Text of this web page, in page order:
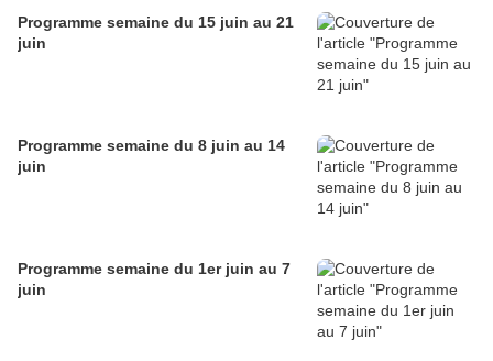
Programme semaine du 15 juin au 21
juin
Programme semaine du 8 juin au 14
juin
Programme semaine du 1er juin au 7
juin